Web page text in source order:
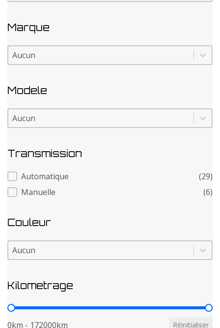
Marque
Marque
Marque
Modele
Modele
Modele
Transmission
Transmission
Automatique
(29)
Manuelle
(6)
Couleur
Couleur
Couleur
Kilometrage
Kilometrage
0km - 172000km Réinitialiser